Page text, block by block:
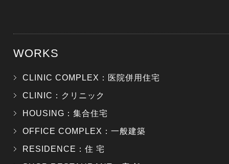
WORKS
CLINIC COMPLEX：医院併用住宅
CLINIC：クリニック
HOUSING：集合住宅
OFFICE COMPLEX：一般建築
RESIDENCE：住 宅